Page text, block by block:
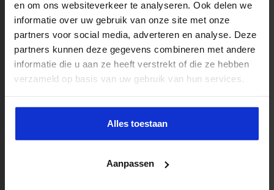
en om ons websiteverkeer te analyseren. Ook delen we
informatie over uw gebruik van onze site met onze
partners voor social media, adverteren en analyse. Deze
partners kunnen deze gegevens combineren met andere
informatie die u aan ze heeft verstrekt of die ze hebben
verzameld op basis van uw gebruik van hun services.
Alles toestaan
Aanpassen
Roddelen op de werkvloer aanpakken: zo
doorbreek je een roddelcultuur